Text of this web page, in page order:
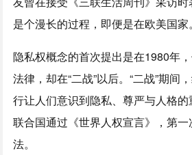
是个漫长的过程，即便是在欧美国家。
隐私权概念的首次提出是在1980年
法律，却在“二战”以后。“二战”期间
行让人们意识到隐私、尊严与人格
联合国通过《世界人权宣言》，第
法。